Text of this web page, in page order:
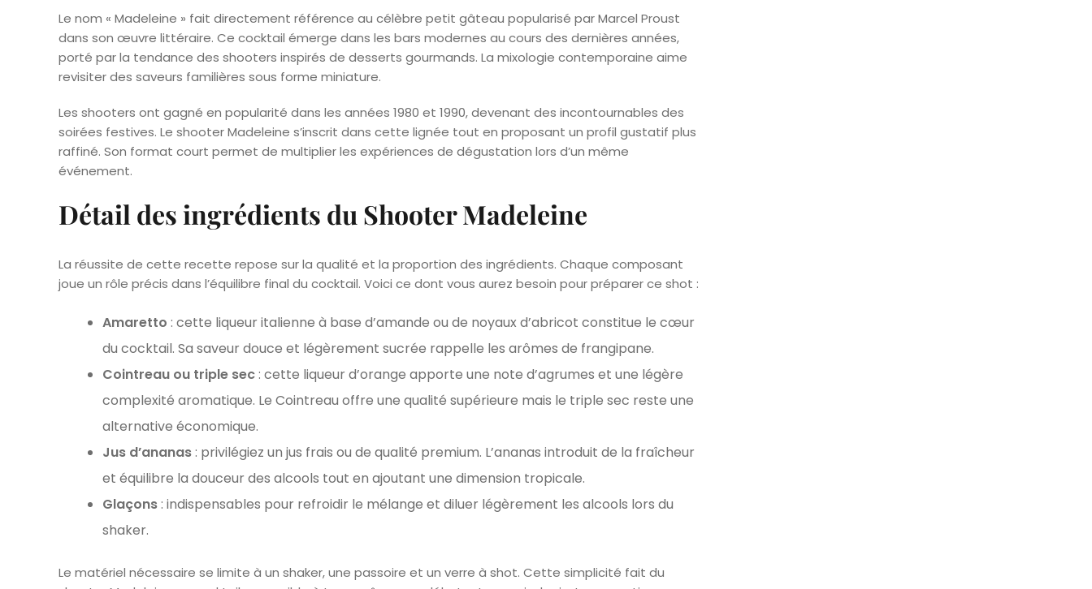
Le nom « Madeleine » fait directement référence au célèbre petit gâteau popularisé par Marcel Proust
dans son œuvre littéraire. Ce cocktail émerge dans les bars modernes au cours des dernières années,
porté par la tendance des shooters inspirés de desserts gourmands. La mixologie contemporaine aime
revisiter des saveurs familières sous forme miniature.
Les shooters ont gagné en popularité dans les années 1980 et 1990, devenant des incontournables des
soirées festives. Le shooter Madeleine s’inscrit dans cette lignée tout en proposant un profil gustatif plus
raffiné. Son format court permet de multiplier les expériences de dégustation lors d’un même
événement.
Détail des ingrédients du Shooter Madeleine
La réussite de cette recette repose sur la qualité et la proportion des ingrédients. Chaque composant
joue un rôle précis dans l’équilibre final du cocktail. Voici ce dont vous aurez besoin pour préparer ce shot :
Amaretto : cette liqueur italienne à base d’amande ou de noyaux d’abricot constitue le cœur
du cocktail. Sa saveur douce et légèrement sucrée rappelle les arômes de frangipane.
Cointreau ou triple sec : cette liqueur d’orange apporte une note d’agrumes et une légère
complexité aromatique. Le Cointreau offre une qualité supérieure mais le triple sec reste une
alternative économique.
Jus d’ananas : privilégiez un jus frais ou de qualité premium. L’ananas introduit de la fraîcheur
et équilibre la douceur des alcools tout en ajoutant une dimension tropicale.
Glaçons : indispensables pour refroidir le mélange et diluer légèrement les alcools lors du
shaker.
Le matériel nécessaire se limite à un shaker, une passoire et un verre à shot. Cette simplicité fait du